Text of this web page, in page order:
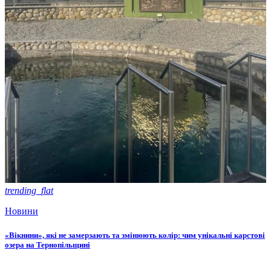
trending_flat
Новини
«Вікнини», які не замерзають та змінюють колір: чим унікальні карстові
озера на Тернопільщині